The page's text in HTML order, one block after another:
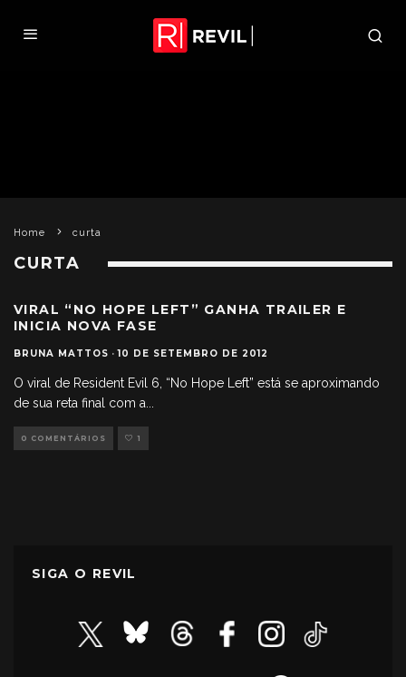
Home curta
CURTA
VIRAL “NO HOPE LEFT” GANHA TRAILER E
INICIA NOVA FASE
BRUNA MATTOS · 10 DE SETEMBRO DE 2012
O viral de Resident Evil 6, “No Hope Left” está se aproximando
de sua reta final com a
0 COMENTÁRIOS 1
SIGA O REVIL